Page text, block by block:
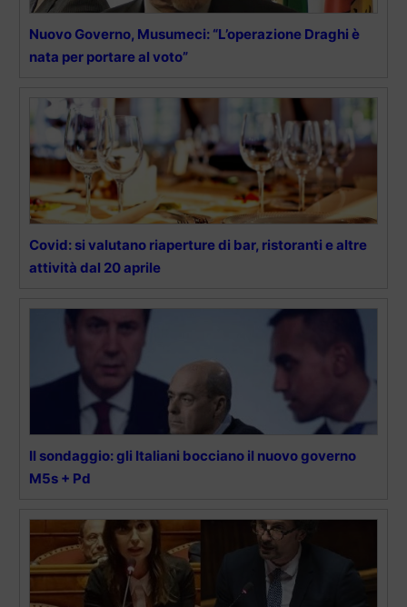
Nuovo Governo, Musumeci: “L’operazione Draghi è
nata per portare al voto”
Covid: si valutano riaperture di bar, ristoranti e altre
attività dal 20 aprile
Il sondaggio: gli Italiani bocciano il nuovo governo
M5s + Pd